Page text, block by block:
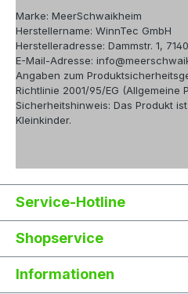
Marke: MeerSchwaikheim
Herstellername: WinnTec GmbH
Herstelleradresse: Dammstr. 1,
E-Mail-Adresse:
Angaben zum
Richtlinie 2001/95/EG (Allgemeine
Sicherheitshinweis: Das Produkt
Kleinkinder.
Service-Hotline
Shopservice
Informationen